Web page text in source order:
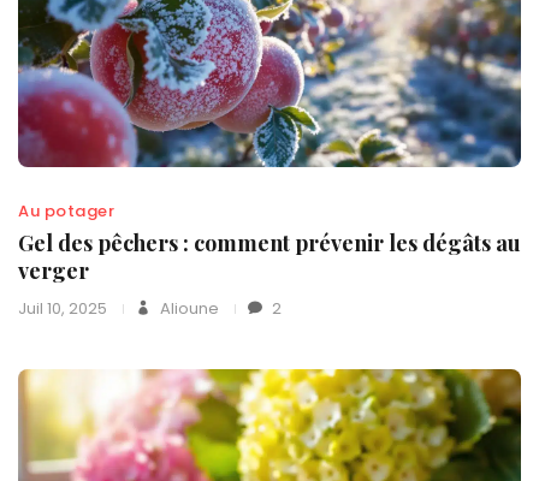
Au potager
Gel des pêchers : comment prévenir les dégâts au
verger
Juil 10, 2025 Alioune 2